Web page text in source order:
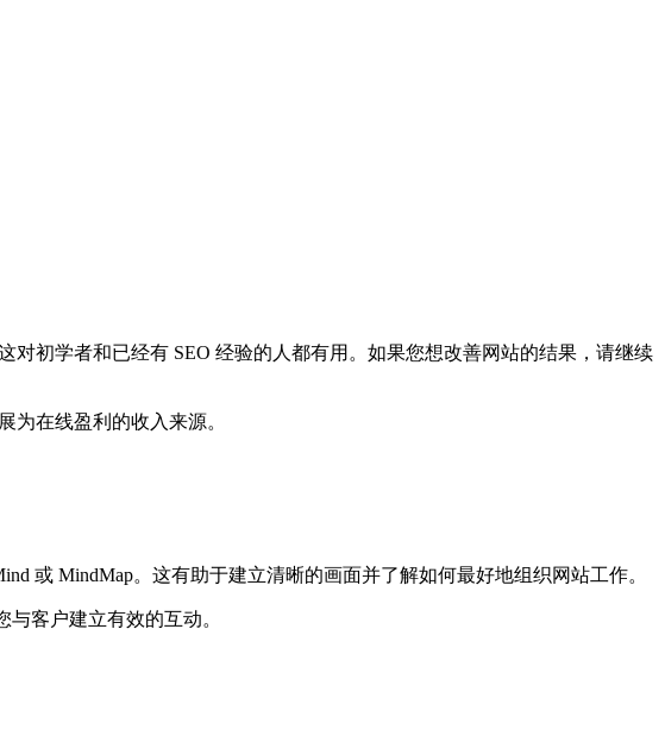
初学者和已经有 SEO 经验的人都有用。如果您想改善网站的结果，请继续
为在线盈利的收入来源。
或 MindMap。这有助于建立清晰的画面并了解如何最好地组织网站工作。
客户建立有效的互动。